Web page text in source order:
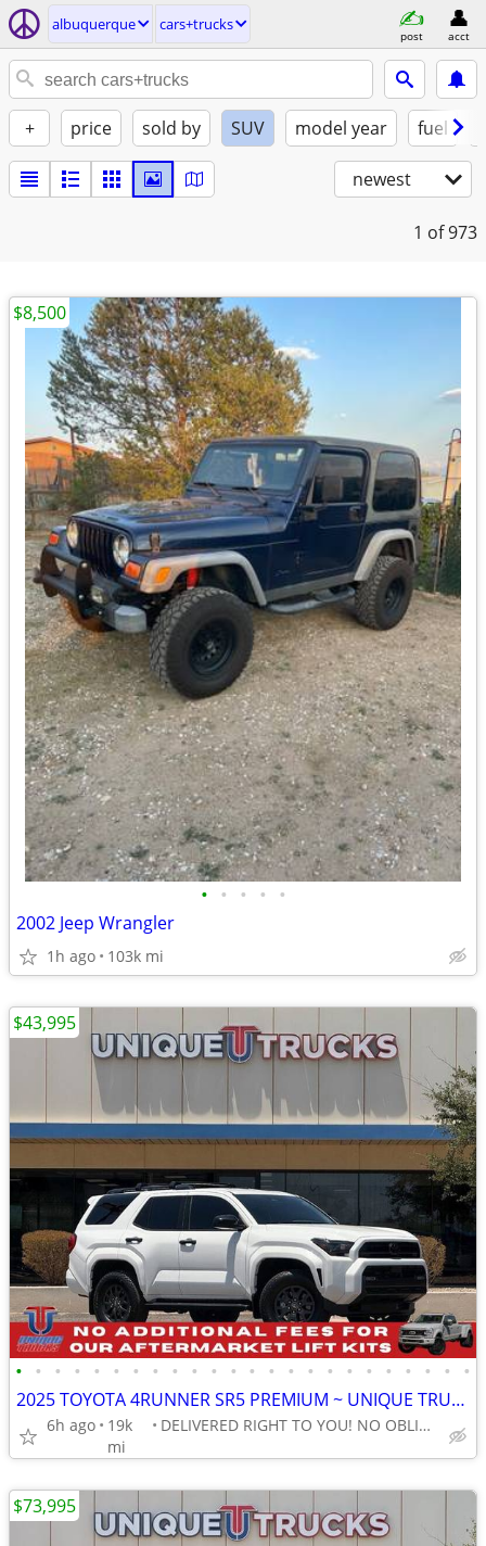
albuquerque cars+trucks
post acct
+ price sold by SUV model year fuel
newest
1 of 973
• • • • •
2002 Jeep Wrangler
1h ago 103k mi
$8,500
• • • • • • • • • • • • • • • • • • • • • • • •
2025 TOYOTA 4RUNNER SR5 PREMIUM ~ UNIQUE TRUCKS
6h ago
19k
mi
DELIVERED RIGHT TO YOU! NO OBLIGATION!
$43,995
$73,995